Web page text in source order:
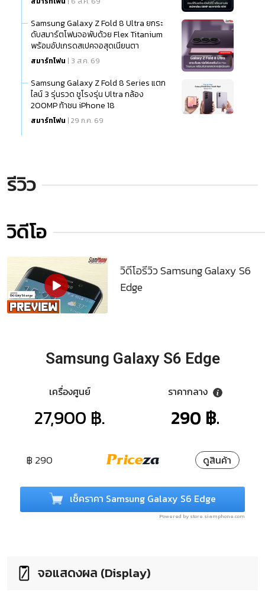
Samsung Galaxy Z Fold 8 Ultra ยกระ
ดับสมาร์ตโฟนจอพับด้วย Flex Titanium
พร้อมอัปเกรดสเปคจอสุดเนียนตา
สมาร์ทโฟน | 3 ส.ค. 69
Samsung Galaxy Z Fold 8 Series แตก
ไลน์ 3 รุ่นรวด ชูโรงรุ่น Ultra กล้อง
200MP ท้าชน iPhone 18
สมาร์ทโฟน | 29 ก.ค. 69
รีวิว
วิดีโอ
วิดีโอรีวิว Samsung Galaxy S6
Edge
Samsung Galaxy S6 Edge
เครื่องศูนย์
27,900 ฿.
ราคากลาง
290 ฿.
฿ 290 ดูสินค้า
เช็คราคา Samsung Galaxy S6 Edge
Powered by store.siamphone.com
จอแสดงผล (Display)